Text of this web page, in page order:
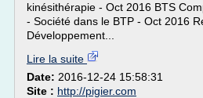
kinésithérapie - Oct 2016 BTS
- Société dans le BTP - Oct 2016
Développement...
Lire la suite
Date: 2016-12-24 15:58:31
Site : http://pigier.com